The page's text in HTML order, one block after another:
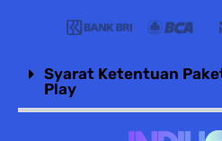
Syarat Ketentuan
Play